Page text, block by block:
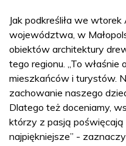
Jak podkreśliła we
województwa, w
obiektów architektury
tego regionu. „To
mieszkańców i turystów.
zachowanie naszego
Dlatego też doceniamy,
którzy z pasją poświęcają
najpiękniejsze” -